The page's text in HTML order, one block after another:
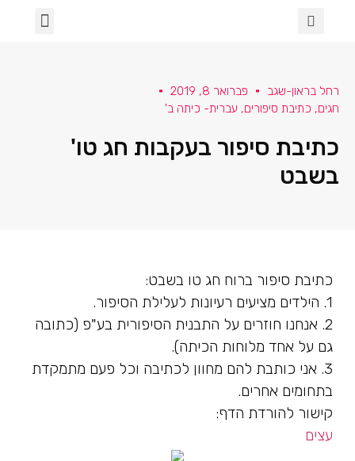
רחל בראון-שגב
פברואר 8, 2019
חגים, כתיבת סיפורים, עברית- כיתה ב'
כתיבת סיפור בעקבות חג טו'
בשבט
כתיבת סיפור ברוח חג טו בשבט:
1. הילדים מציעים רעיונות לעלילת הסיפור.
2. אנחנו חוזרים על התבנית הסיפורית בע"פ (כתובה
גם על אחד מלוחות הכיתה).
3. אני כותבת להם מחוון לכתיבה וכל פעם מתמקדת
בתחומים אחרים.
קישור להורדת הדף:
עצים